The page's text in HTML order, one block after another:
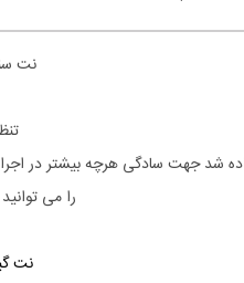
نت
شدجهت سادگی هرچه بیشتر در
را می
نت